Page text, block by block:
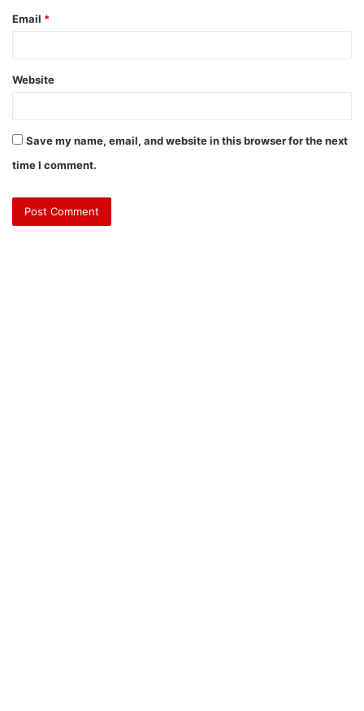
Email *
Website
Save my name, email, and website in this browser for the next
time I comment.